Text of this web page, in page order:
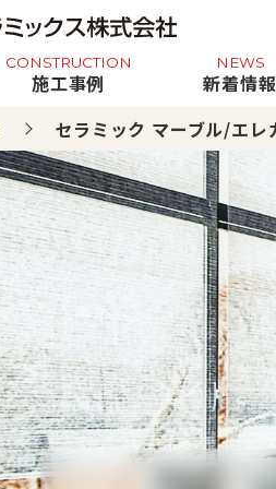
CONSTRUCTION
施工事例
NEWS
新着情報
セラミック マーブル/エレ